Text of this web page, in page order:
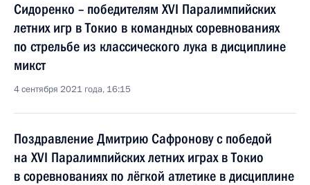
Сидоренко – победителям XVI Паралимпийских
летних игр в Токио в командных соревнованиях
по стрельбе из классического лука в дисциплине
микст
4 сентября 2021 года, 16:15
Поздравление Дмитрию Сафронову с победой
на XVI Паралимпийских летних играх в Токио
в соревнованиях по лёгкой атлетике в дисциплине